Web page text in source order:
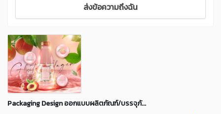
ส่งข้อความถึงฉัน
Packaging Design ออกแบบผลิตภัณฑ์/บรรจุภั...